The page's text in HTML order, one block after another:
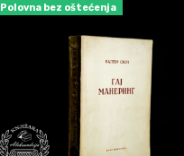
Polovna bez oštećenja